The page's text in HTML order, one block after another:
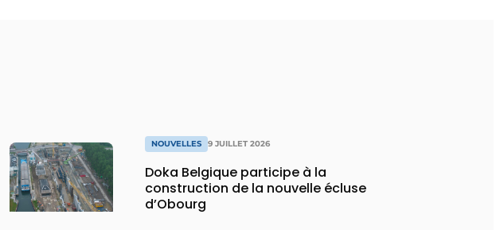
NOUVELLES 9 JUILLET 2026
Doka Belgique participe à la
construction de la nouvelle écluse
d’Obourg